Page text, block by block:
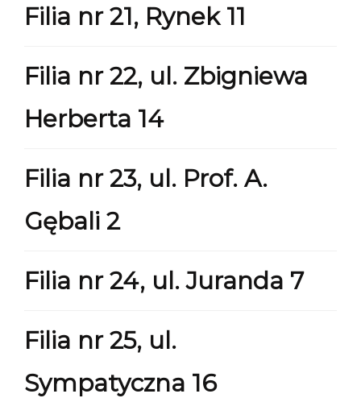
Filia nr 21, Rynek 11
Filia nr 22, ul. Zbigniewa
Herberta 14
Filia nr 23, ul. Prof. A.
Gębali 2
Filia nr 24, ul. Juranda 7
Filia nr 25, ul.
Sympatyczna 16